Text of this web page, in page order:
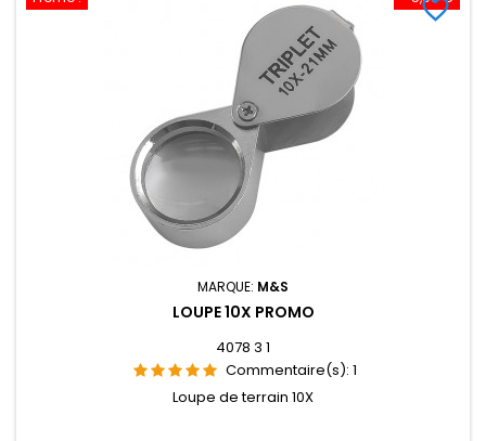
favorite_border
MARQUE: M&S
LOUPE 10X PROMO
4078 3 1
Commentaire(s): 1
Loupe de terrain 10X